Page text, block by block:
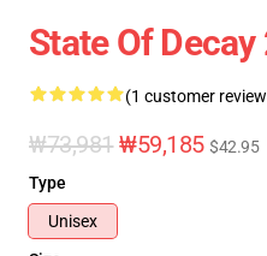
State Of Decay
(1 customer
₩73,981 ₩59,185 $42.95
Type
Unisex